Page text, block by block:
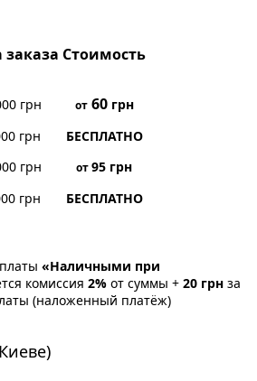
Стоимость
грн от60грн
грн
БЕСПЛАТНО
грн от95 грн
грн
БЕСПЛАТНО
«Наличными при
комиссия 2% от суммы + 20 грн за
(наложенный платёж)